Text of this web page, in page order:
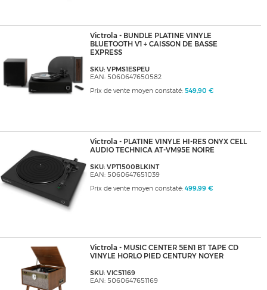
Victrola - BUNDLE PLATINE VINYLE
BLUETOOTH V1 + CAISSON DE BASSE
EXPRESS
SKU: VPMS1ESPEU
EAN: 5060647650582
Prix de vente moyen constaté: 549,90 €
Victrola - PLATINE VINYLE HI-RES ONYX CELL
AUDIO TECHNICA AT-VM95E NOIRE
SKU: VPT1500BLKINT
EAN: 5060647651039
Prix de vente moyen constaté: 499,99 €
Victrola - MUSIC CENTER 5EN1 BT TAPE CD
VINYLE HORLO PIED CENTURY NOYER
SKU: VIC51169
EAN: 5060647651169